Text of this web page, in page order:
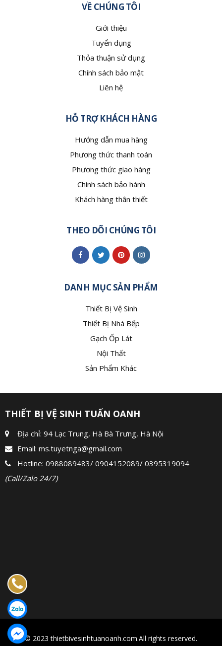
VỀ CHÚNG TÔI
Giới thiệu
Tuyển dụng
Thỏa thuận sử dụng
Chính sách bảo mật
Liên hệ
HỖ TRỢ KHÁCH HÀNG
Hướng dẫn mua hàng
Phương thức thanh toán
Phương thức giao hàng
Chính sách bảo hành
Khách hàng thân thiết
THEO DÕI CHÚNG TÔI
DANH MỤC SẢN PHẨM
Thiết Bị Vệ Sinh
Thiết Bị Nhà Bếp
Gạch Ốp Lát
Nội Thất
Sản Phẩm Khác
THIẾT BỊ VỆ SINH TUẤN OANH
Địa chỉ: 94 Lạc Trung, Hà Bà Trưng, Hà Nội
Email: ms.tuyetnga@gmail.com
Hotline: 0988089483/ 0904152089/ 0395319094
(Call/Zalo 24/7)
© 2023 thietbivesinhtuanoanh.com.All rights reserved.